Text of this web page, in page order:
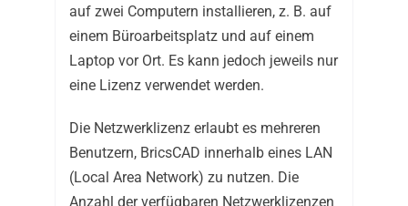
auf zwei Computern installieren, z. B. auf
einem Büroarbeitsplatz und auf einem
Laptop vor Ort. Es kann jedoch jeweils nur
eine Lizenz verwendet werden.
Die Netzwerklizenz erlaubt es mehreren
Benutzern, BricsCAD innerhalb eines LAN
(Local Area Network) zu nutzen. Die
Anzahl der verfügbaren Netzwerklizenzen